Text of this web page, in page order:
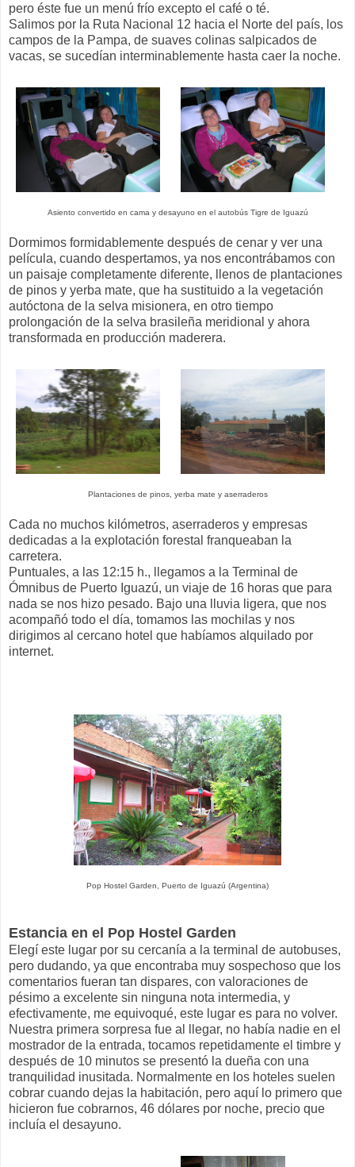
pero éste fue un menú frío excepto el café o té.
Salimos por la Ruta Nacional 12 hacia el Norte del país, los
campos de la Pampa, de suaves colinas salpicados de
vacas, se sucedían interminablemente hasta caer la noche.
Asiento convertido en cama y desayuno en el autobús Tigre de Iguazú
Dormimos formidablemente después de cenar y ver una
película, cuando despertamos, ya nos encontrábamos con
un paisaje completamente diferente, llenos de plantaciones
de pinos y yerba mate, que ha sustituido a la vegetación
autóctona de la selva misionera, en otro tiempo
prolongación de la selva brasileña meridional y ahora
transformada en producción maderera.
Plantaciones de pinos, yerba mate y aserraderos
Cada no muchos kilómetros, aserraderos y empresas
dedicadas a la explotación forestal franqueaban la
carretera.
Puntuales, a las 12:15 h., llegamos a la Terminal de
Ómnibus de Puerto Iguazú, un viaje de 16 horas que para
nada se nos hizo pesado. Bajo una lluvia ligera, que nos
acompañó todo el día, tomamos las mochilas y nos
dirigimos al cercano hotel que habíamos alquilado por
internet.
Pop Hostel Garden, Puerto de Iguazú (Argentina)
Estancia en el Pop Hostel Garden
Elegí este lugar por su cercanía a la terminal de autobuses,
pero dudando, ya que encontraba muy sospechoso que los
comentarios fueran tan dispares, con valoraciones de
pésimo a excelente sin ninguna nota intermedia, y
efectivamente, me equivoqué, este lugar es para no volver.
Nuestra primera sorpresa fue al llegar, no había nadie en el
mostrador de la entrada, tocamos repetidamente el timbre y
después de 10 minutos se presentó la dueña con una
tranquilidad inusitada. Normalmente en los hoteles suelen
cobrar cuando dejas la habitación, pero aquí lo primero que
hicieron fue cobrarnos, 46 dólares por noche, precio que
incluía el desayuno.